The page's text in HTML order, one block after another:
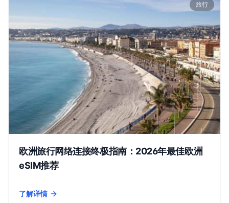
旅行
欧洲旅行网络连接终极指南：2026年最佳欧洲
eSIM推荐
了解详情
- 欧洲旅行网络连接终极指南：2026年最佳欧洲eSIM推荐